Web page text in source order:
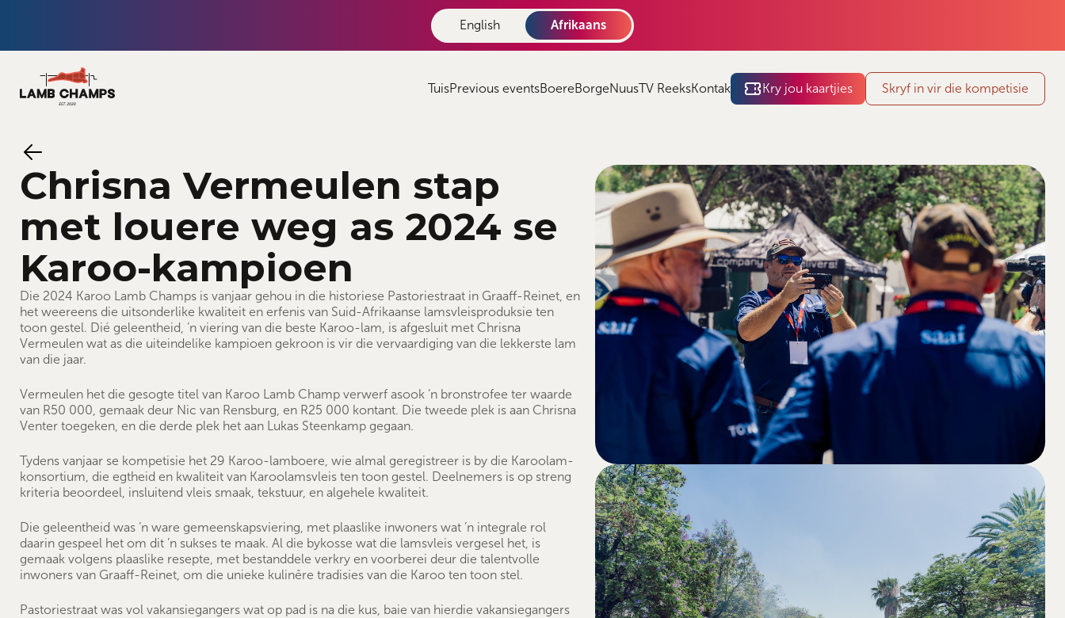
English Afrikaans
TuisPrevious eventsBoereBorgeNuusTV ReeksKontak Kry jou kaartjies Skryf in vir die kompetisie
Chrisna Vermeulen stap
met louere weg as 2024 se
Karoo-kampioen
Die 2024 Karoo Lamb Champs is vanjaar gehou in die historiese Pastoriestraat in Graaff-Reinet, en
het weereens die uitsonderlike kwaliteit en erfenis van Suid-Afrikaanse lamsvleisproduksie ten
toon gestel. Dié geleentheid, ’n viering van die beste Karoo-lam, is afgesluit met Chrisna
Vermeulen wat as die uiteindelike kampioen gekroon is vir die vervaardiging van die lekkerste lam
van die jaar.
Vermeulen het die gesogte titel van Karoo Lamb Champ verwerf asook ’n bronstrofee ter waarde
van R50 000, gemaak deur Nic van Rensburg, en R25 000 kontant. Die tweede plek is aan Chrisna
Venter toegeken, en die derde plek het aan Lukas Steenkamp gegaan.
Tydens vanjaar se kompetisie het 29 Karoo-lamboere, wie almal geregistreer is by die Karoolam-
konsortium, die egtheid en kwaliteit van Karoolamsvleis ten toon gestel. Deelnemers is op streng
kriteria beoordeel, insluitend vleis smaak, tekstuur, en algehele kwaliteit.
Die geleentheid was ’n ware gemeenskapsviering, met plaaslike inwoners wat ’n integrale rol
daarin gespeel het om dit ’n sukses te maak. Al die bykosse wat die lamsvleis vergesel het, is
gemaak volgens plaaslike resepte, met bestanddele verkry en voorberei deur die talentvolle
inwoners van Graaff-Reinet, om die unieke kulinêre tradisies van die Karoo ten toon stel.
Pastoriestraat was vol vakansiegangers wat op pad is na die kus, baie van hierdie vakansiegangers